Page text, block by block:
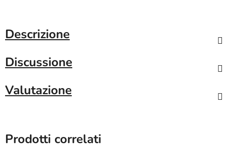
Descrizione
Discussione
Valutazione
Prodotti correlati